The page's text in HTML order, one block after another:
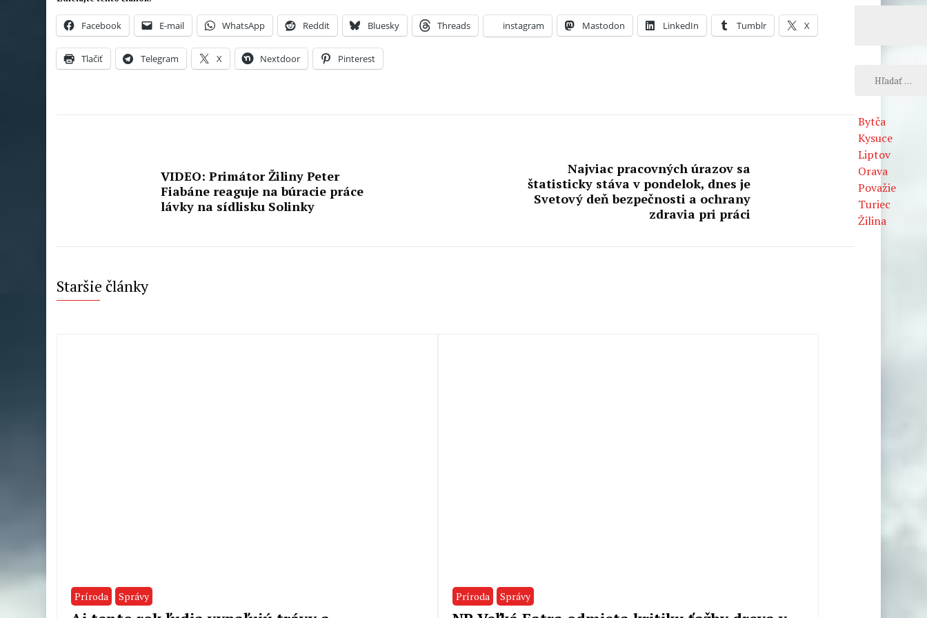
Facebook E-mail WhatsApp Reddit Bluesky Threads instagram Mastodon LinkedIn Tumblr X
Tlačiť Telegram X Nextdoor Pinterest
VIDEO: Primátor Žiliny Peter
Fiabáne reaguje na búracie práce
lávky na sídlisku Solinky
Najviac pracovných úrazov sa
štatisticky stáva v pondelok, dnes je
Svetový deň bezpečnosti a ochrany
zdravia pri práci
Staršie články
Príroda Správy Príroda Správy
Hľadať:
Bytča
Kysuce
Liptov
Orava
Považie
Turiec
Žilina